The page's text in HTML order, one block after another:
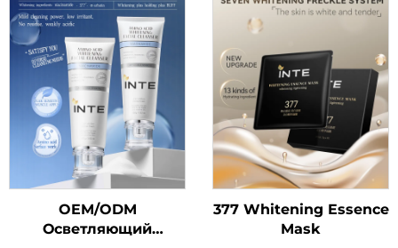
OEM/ODM
Осветляющий
377 Whitening Essence
Mask